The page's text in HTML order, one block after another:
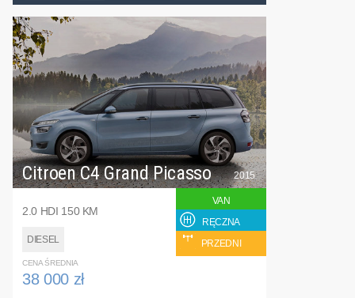
Citroen C4 Grand Picasso
2.0 HDI 150 KM
DIESEL
2015
VAN
RĘCZNA
PRZEDNI
CENA ŚREDNIA
38 000 zł